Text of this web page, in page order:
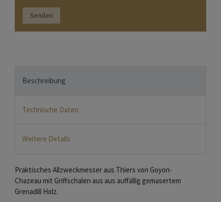
Senden
Beschreibung
Technische Daten
Weitere Details
Praktisches Allzweckmesser aus Thiers von Goyon-
Chazeau mit Griffschalen aus aus auffällig gemasertem
Grenadill Holz.